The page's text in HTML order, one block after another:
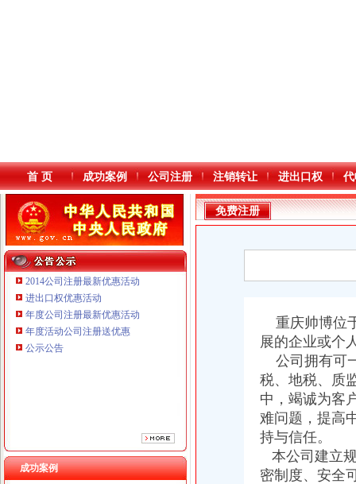
本站导航
首 页 成功案例 公司注册 注销转让 进出口权
2014公司注册最新优惠活动
进出口权优惠活动
年度公司注册最新优惠活动
年度活动公司注册送优惠
公示公告
成功案例
重庆鸽牌电线电缆有限公司 渝北10010万 (进出口权)
重庆国洪体育设施有限公司
重庆欧氏科技发展有限公司 渝九50万 （进出口权）
重庆盛旗投资咨询有限公司 渝中10万 （工商注册）
重庆佳技维科技发展有限公司 渝南100万 （进出口权）
免费注册
重庆帅博位
展的企业或个
公司拥有可
税、地税、质
中，竭诚为客
难问题，提高
持与信任。
本公司建立
密制度、安全